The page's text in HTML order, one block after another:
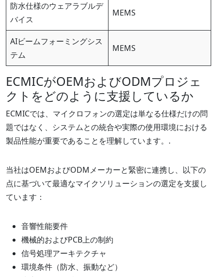
防水仕様のウェアラブルデ
バイス
MEMS
AIビームフォーミングシス
テム
MEMS
ECMICがOEMおよびODMプロジェ
クトをどのように支援しているか
ECMICでは、マイクロフォンの選定は単なる仕様だけの問
題ではなく、システムとの統合や実際の使用環境における
製品性能が重要であることを理解しています。.
当社はOEMおよびODMメーカーと緊密に連携し、以下の
点に基づいて最適なマイクソリューションの選定を支援し
ています：
音響性能要件
機械的およびPCB上の制約
信号処理アーキテクチャ
環境条件（防水、振動など）